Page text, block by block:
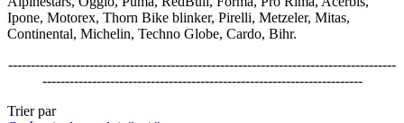
Ipone, Motorex, Thorn Bike blinker, Pirelli, Metzeler, Mitas,
Continental, Michelin, Techno Globe, Cardo, Bihr.
--------------------------------------------------------------------------------------
-----------------------------------------------------------------------
Trier par